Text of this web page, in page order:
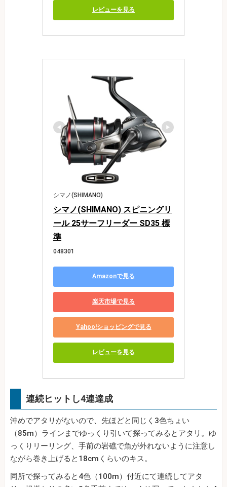
レビューを見る
シマノ(SHIMANO)
シマノ(SHIMANO) スピニングリ
ール 25サーフリーダー SD35 標
準
048301
Amazonで見る
楽天市場で見る
Yahoo!ショッピングで見る
レビューを見る
連続ヒットし4連達成
沖めでアタリがないので、先ほどと同じく3色ちょい
（85m）ラインまでゆっくり引いて探ってみるとアタリ。ゆ
っくりリーリング、手前の岩礁で魚が外れないように注意し
ながら巻き上げると18cmくらいのキス。
同所で探ってみると4色（100m）付近にて連続してアタ